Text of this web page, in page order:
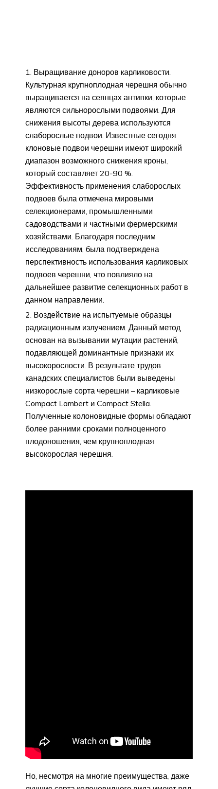
Выращивание доноров карликовости.
Культурная крупноплодная черешня обычно
выращивается на сеянцах антипки, которые
являются сильнорослыми подвоями. Для
снижения высоты дерева используются
слаборослые подвои. Известные сегодня
клоновые подвои черешни имеют широкий
диапазон возможного снижения кроны,
который составляет 20-90 %.
Эффективность применения слаборослых
подвоев была отмечена мировыми
селекционерами, промышленными
садоводствами и частными фермерскими
хозяйствами. Благодаря последним
исследованиям, была подтверждена
перспективность использования карликовых
подвоев черешни, что повлияло на
дальнейшее развитие селекционных работ в
данном направлении.
Воздействие на испытуемые образцы
радиационным излучением. Данный метод
основан на вызывании мутации растений,
подавляющей доминантные признаки их
высокорослости. В результате трудов
канадских специалистов были выведены
низкорослые сорта черешни – карликовые
Compact Lambert и Compact Stella.
Полученные колоновидные формы обладают
более ранними сроками полноценного
плодоношения, чем крупноплодная
высокорослая черешня.
Но, несмотря на многие преимущества, даже